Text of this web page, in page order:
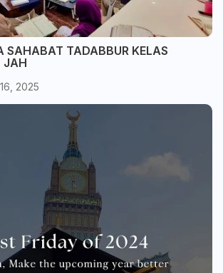
SAHABAT TADABBUR KELAS
JAH
2025